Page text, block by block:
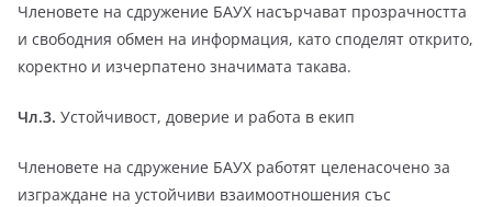
Членовете на сдружение БАУХ насърчават прозрачността
и свободния обмен на информация, като споделят открито,
коректно и изчерпатено значимата такава.
Чл.3. Устойчивост, доверие и работа в екип
Членовете на сдружение БАУХ работят целенасочено за
изграждане на устойчиви взаимоотношения със